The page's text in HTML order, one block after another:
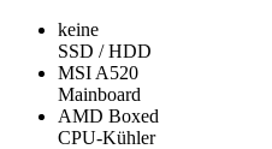
keine
SSD / HDD
MSI A520
Mainboard
AMD Boxed
CPU-Kühler